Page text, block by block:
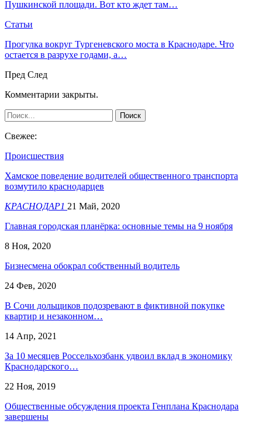
Пушкинской площади. Вот кто ждет там…
Статьи
Прогулка вокруг Тургеневского моста в Краснодаре. Что
остается в разрухе годами, а…
Пред След
Комментарии закрыты.
Свежее:
Происшествия
Хамское поведение водителей общественного транспорта
возмутило краснодарцев
КРАСНОДАР1 21 Май, 2020
Главная городская планёрка: основные темы на 9 ноября
8 Ноя, 2020
Бизнесмена обокрал собственный водитель
24 Фев, 2020
В Сочи дольщиков подозревают в фиктивной покупке
квартир и незаконном…
14 Апр, 2021
За 10 месяцев Россельхозбанк удвоил вклад в экономику
Краснодарского…
22 Ноя, 2019
Общественные обсуждения проекта Генплана Краснодара
завершены